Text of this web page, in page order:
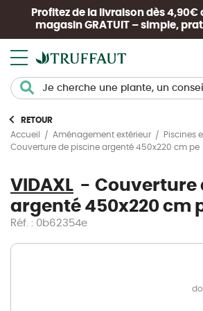
Profitez de la livraison dès 4,90€
magasin GRATUIT – simple,
RETOUR
Accueil
Aménagement extérieur
Piscines
Couverture de piscine argenté 450x220 cm pe
VIDAXL
Couverture
argenté 450x220 cm
Réf. : 0b62354e